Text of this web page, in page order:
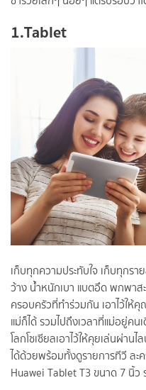
1.Tablet
เก็บทุกความประทับใจ เก็บทุกร
ว้าง น้ำหนักเบา แบตอึด พกพาส
ครอบครัวที่ทำร่วมกัน เอาไว้ใ
แม่ก็ได้ รวมไปถึงเวลาที่แม่อยู่คน
โลกโซเซียลเอาไว้ให้คุยเล่นผ่า
ได้ด้วยพร้อมทั้งดูรายการทีวี ละ
Huawei Tablet T3 ขนาด 7 นิ้ว